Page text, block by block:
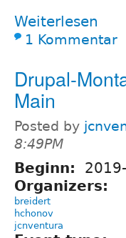
Weiterlesen
1 Kommentar
Drupal-
Main
Posted by
8:49PM
Beginn:
Organizers:
breidert
hchonov
jcnventura